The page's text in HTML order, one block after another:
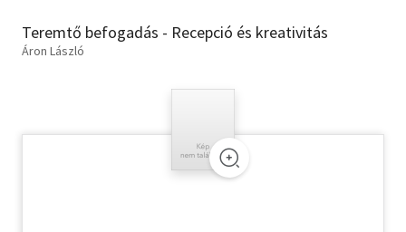
Erotika
Teremtő befogadás - Recepció és kreativitás
Áron László